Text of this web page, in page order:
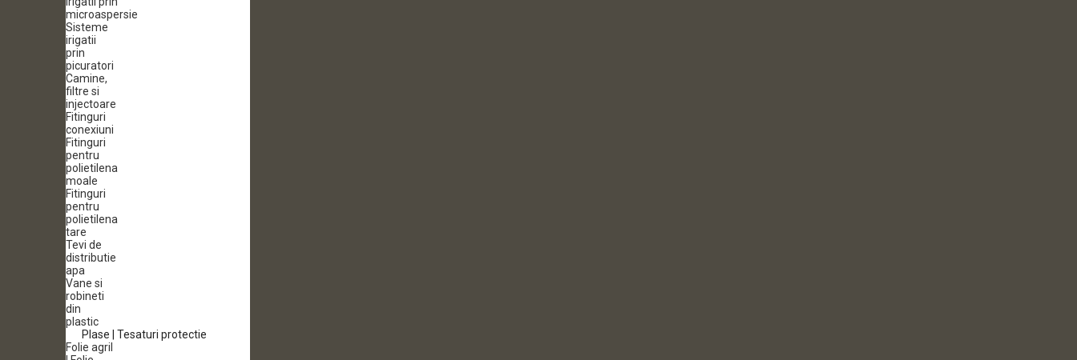
microaspersie
Sisteme
irigatii
prin
picuratori
Camine,
filtre si
injectoare
Fitinguri
conexiuni
Fitinguri
pentru
polietilena
moale
Fitinguri
pentru
polietilena
tare
Tevi de
distributie
apa
Vane si
robineti
din
plastic
Plase | Tesaturi protectie
Folie agril